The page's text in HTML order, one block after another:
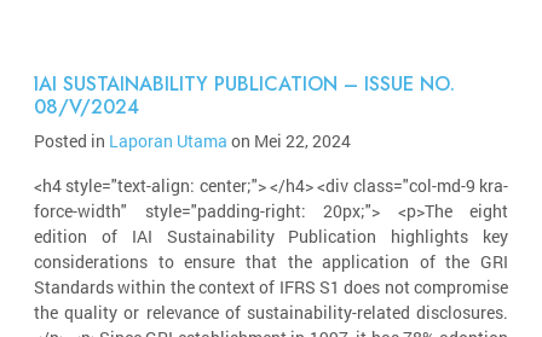
IAI SUSTAINABILITY PUBLICATION – ISSUE NO.
08/V/2024
Posted in Laporan Utama on Mei 22, 2024
<h4 style="text-align: center;"> </h4> <div class="col-md-9 kra-
force-width" style="padding-right: 20px;"> <p>The eight
edition of IAI Sustainability Publication highlights key
considerations to ensure that the application of the GRI
Standards within the context of IFRS S1 does not compromise
the quality or relevance of sustainability-related disclosures.